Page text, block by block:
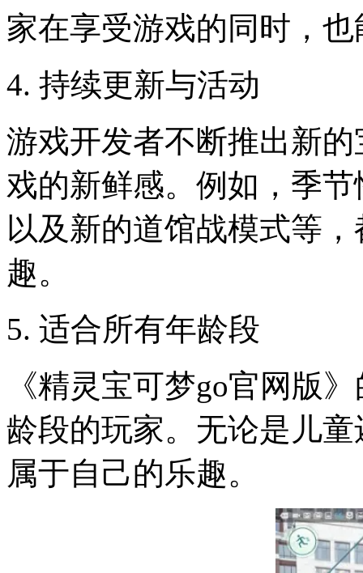
家在享受游戏的同时，
4. 持续更新与活动
游戏开发者不断推出新
戏的新鲜感。例如，季
以及新的道馆战模式等
趣。
5. 适合所有年龄段
《精灵宝可梦go官网版
龄段的玩家。无论是儿
属于自己的乐趣。